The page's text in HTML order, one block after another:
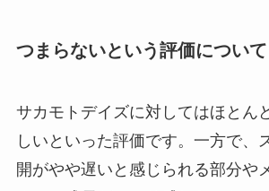
つまらないという評価について
サカモトデイズに対してはほとん
しいといった評価です。一方で、
開がやや遅いと感じられる部分や